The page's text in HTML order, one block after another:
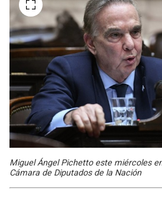
Miguel Ángel Pichetto este miércoles
Cámara de Diputados de la Nación